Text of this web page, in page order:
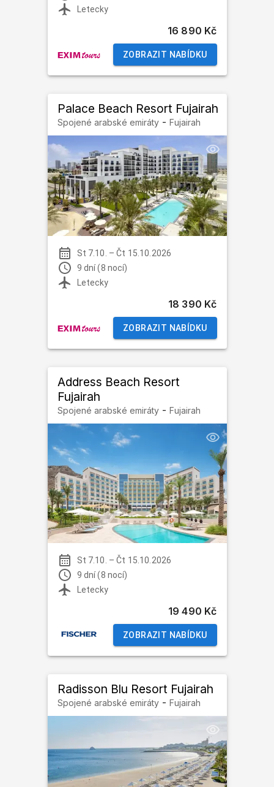
Letecky
16 890 Kč
ZOBRAZIT NABÍDKU
Palace Beach Resort Fujairah
Spojené arabské emiráty- Fujairah
St 7.10. –Čt 15.10.2026
9 dní (8 nocí)
Letecky
18 390 Kč
ZOBRAZIT NABÍDKU
Address Beach Resort
Fujairah
Spojené arabské emiráty- Fujairah
St 7.10. –Čt 15.10.2026
9 dní (8 nocí)
Letecky
19 490 Kč
ZOBRAZIT NABÍDKU
Radisson Blu Resort Fujairah
Spojené arabské emiráty- Fujairah